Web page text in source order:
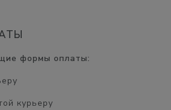
формы оплаты:
курьеру